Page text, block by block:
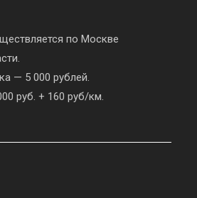
по Москве
— 5 000 рублей.
руб. + 160 руб/км.